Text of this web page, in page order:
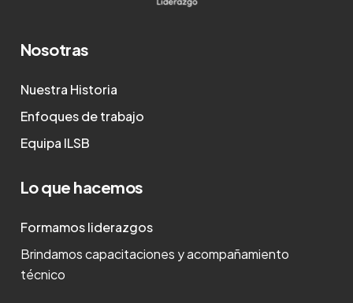
Nosotras
Nuestra Historia
Enfoques de trabajo
Equipa ILSB
Lo que hacemos
Formamos liderazgos
Brindamos capacitaciones y acompañamiento
técnico